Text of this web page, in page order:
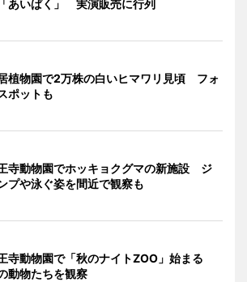
あいぱく」 実演販売に行列
植物園で2万株の白いヒマワリ見頃 フォ
ポットも
寺動物園でホッキョクグマの新施設 ジ
プや泳ぐ姿を間近で観察も
寺動物園で「秋のナイトZOO」始まる
動物たちを観察